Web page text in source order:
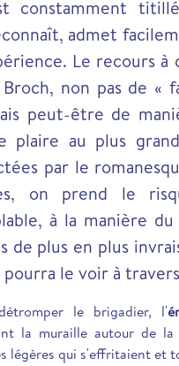
constamment
admet
Le recours
non pas de «
peut-être de
plaire au plus
par le
on prend le
à la manière
de plus en plus
le voir à
le brigadier, l'
la muraille autour de
légères qui s'effritaient et